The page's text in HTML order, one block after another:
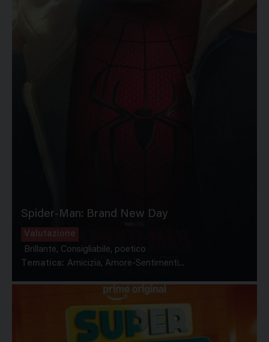
Spider-Man: Brand New Day
Valutazione
Brillante, Consigliabile, poetico
Tematica: Amicizia, Amore-Sentimenti...